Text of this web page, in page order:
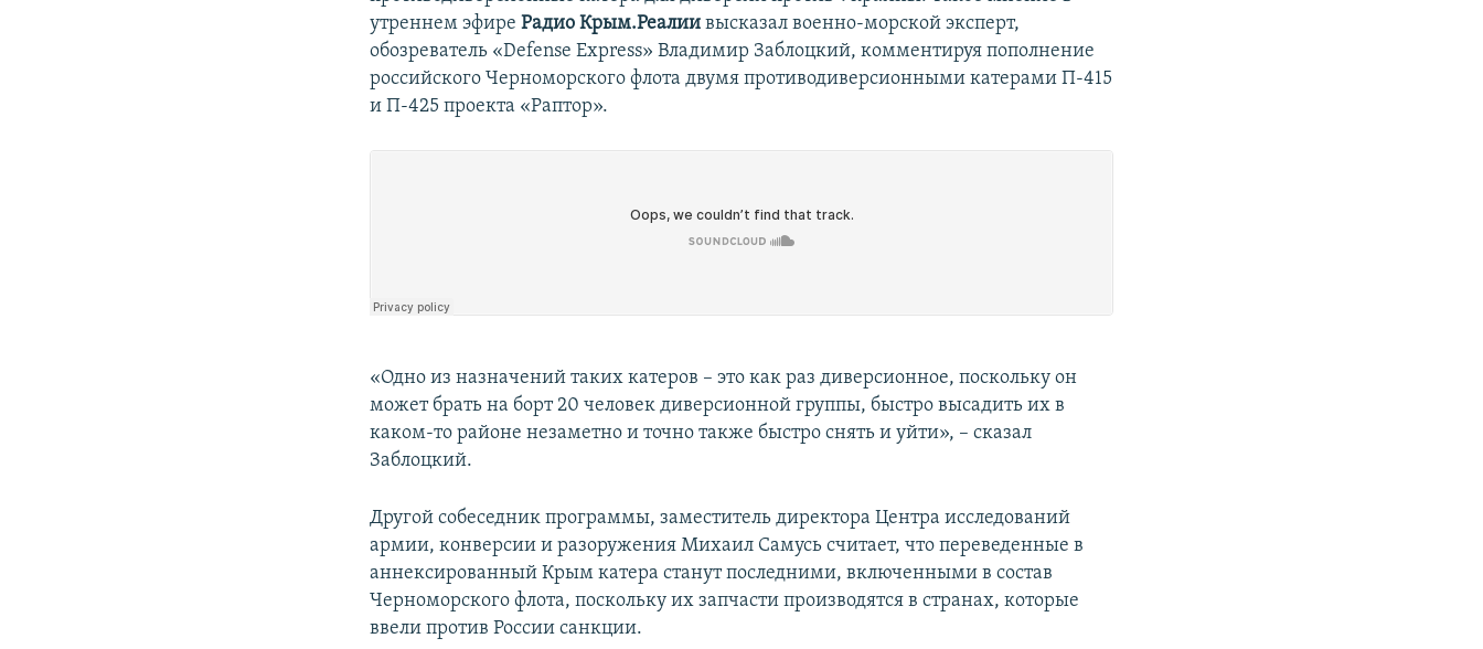
утреннем эфиреРадио Крым.Реалии высказал военно-морской эксперт,
обозреватель «Defense Express» Владимир Заблоцкий, комментируя пополнение
российского Черноморского флота двумя противодиверсионными катерами П-415
и П-425 проекта «Раптор».
«Одно из назначений таких катеров – это как раз диверсионное, поскольку он
может брать на борт 20 человек диверсионной группы, быстро высадить их в
каком-то районе незаметно и точно также быстро снять и уйти», – сказал
Заблоцкий.
Другой собеседник программы, заместитель директора Центра исследований
армии, конверсии и разоружения Михаил Самусь считает, что переведенные в
аннексированный Крым катера станут последними, включенными в состав
Черноморского флота, поскольку их запчасти производятся в странах, которые
ввели против России санкции.